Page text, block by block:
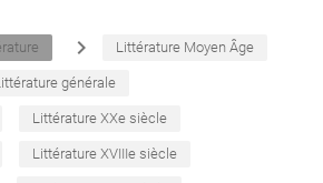
navigate_next Littérature Moyen Âge
générale
Littérature XXe siècle
Littérature XVIIIe siècle